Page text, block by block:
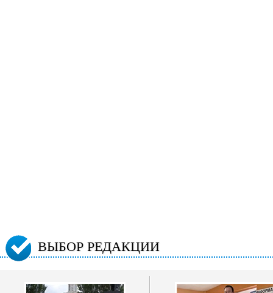
ВЫБОР РЕДАКЦИИ